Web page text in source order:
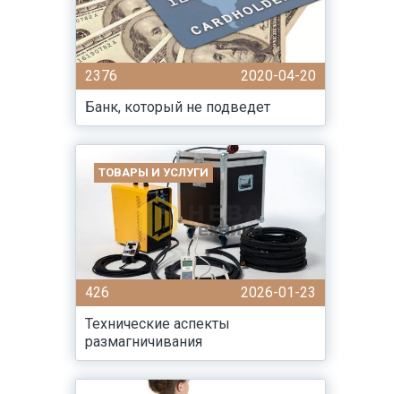
2376
2020-04-20
Банк, который не подведет
ТОВАРЫ И УСЛУГИ
426
2026-01-23
Технические аспекты
размагничивания